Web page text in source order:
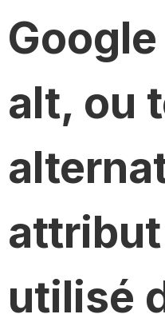
alt, ou
utilisé